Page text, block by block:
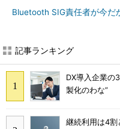
Bluetooth SIG責任者が今
記事ランキング
DX導入企業の
製化のわな”
継続利用は4